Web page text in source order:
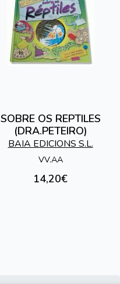
SOBRE OS REPTILES
(DRA.PETEIRO)
BAIA EDICIONS S.L.
VV.AA
14,20€